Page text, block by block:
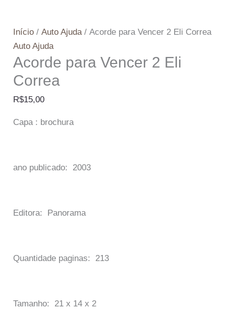
Início /Auto Ajuda/ Acorde para Vencer 2 Eli Correa
Auto Ajuda
Acorde para Vencer 2 Eli
Correa
R$15,00
Capa : brochura
ano publicado: 2003
Editora: Panorama
Quantidade paginas: 213
Tamanho: 21 x 14 x 2